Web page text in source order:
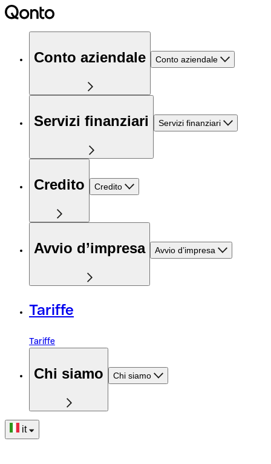
Conto aziendale Conto aziendale
Servizi finanziari Servizi finanziari
Credito Credito
Avvio d’impresa Avvio d’impresa
Tariffe
Tariffe
Chi siamo Chi siamo
it